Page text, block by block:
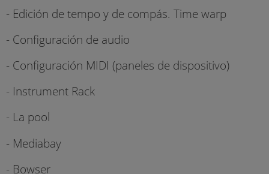
- Edición de tempo y de compás. Time warp
- Configuración de audio
- Configuración MIDI (paneles de dispositivo)
- Instrument Rack
- La pool
- Mediabay
- Bowser